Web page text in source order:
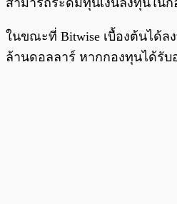
สามารถระดมทุนเงินลงทุนในก
ในขณะที่ Bitwise เบื้องต้นได้ล
ล้านดอลลาร์ หากกองทุนได้รับ